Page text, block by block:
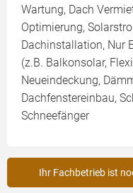
Wartung, Dach
Optimierung,
Dachinstallation, Nur
(z.B. Balkonsolar,
Neueindeckung,
Dachfenstereinbau,
Schneefänger
Ihr Fachbetrieb ist